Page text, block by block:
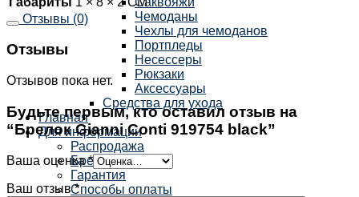
Чемоданы
Чехлы для чемоданов
Портпледы
Несессеры
Рюкзаки
Аксессуары
Средства для ухода
Главная
Для информации
Распродажа
Бренды
Гарантия
Способы оплаты
Отзывы (0)
Отзывы
Отзывов пока нет.
Будьте первым, кто оставил отзыв на
“Брелок Gianni Conti 919754 black”
Ваша оценка*
Ваш отзыв*